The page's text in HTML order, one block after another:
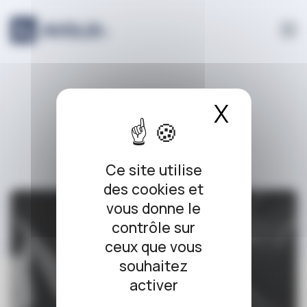
Panneau de gestion des cookies
Ce site utilise
des cookies et
vous donne le
contrôle sur
ceux que vous
souhaitez
activer
X